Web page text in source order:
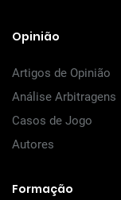
Opinião
Artigos de Opinião
Análise Arbitragens
Casos de Jogo
Autores
Formação